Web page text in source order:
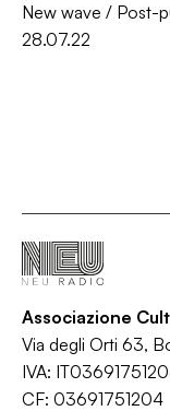
New wave / Post-
28.07.22
Associazione
Via degli Orti 63,
IVA:
CF: 03691751204